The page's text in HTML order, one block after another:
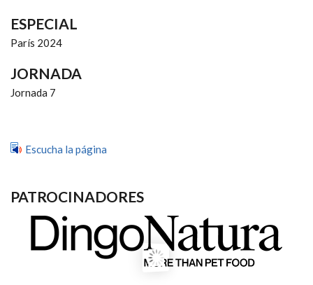
ESPECIAL
París 2024
JORNADA
Jornada 7
Escucha la página
PATROCINADORES